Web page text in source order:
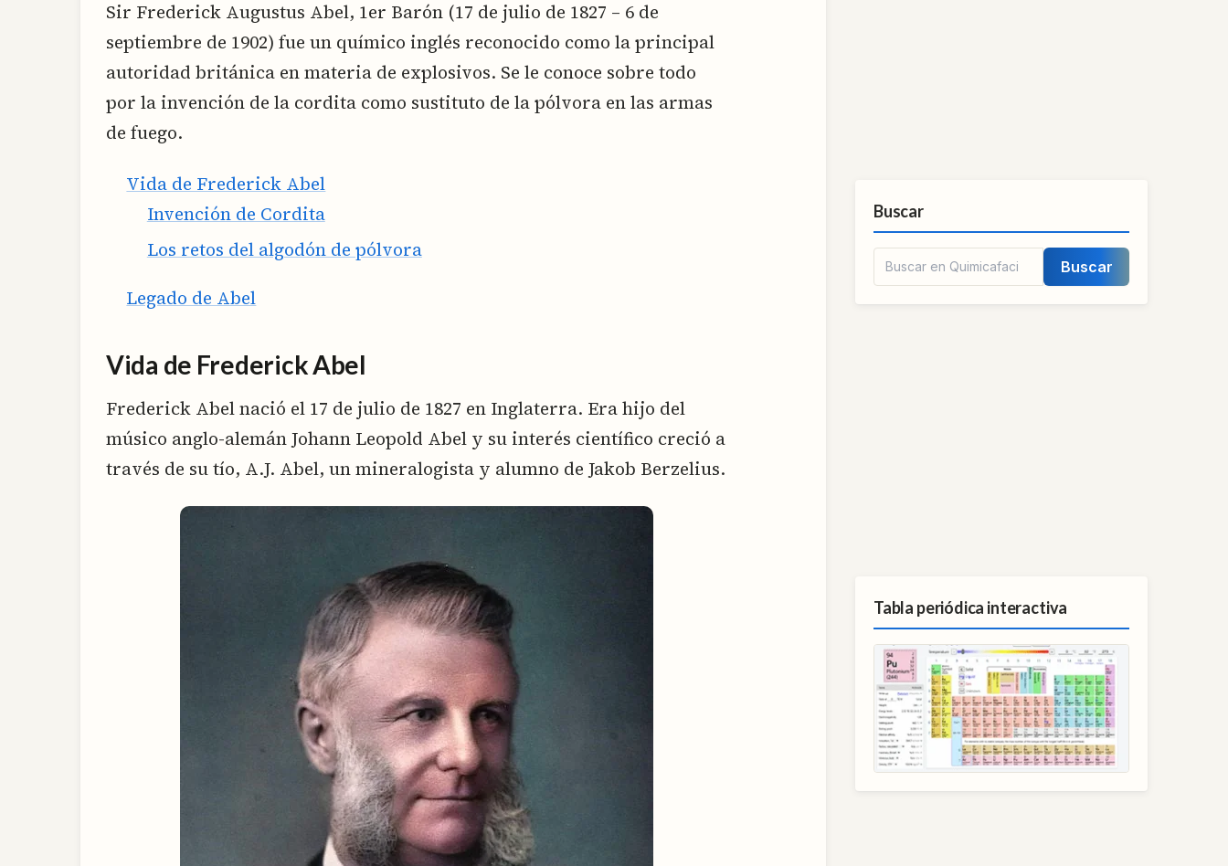
Sir Frederick Augustus Abel, 1er Barón (17 de julio de 1827 – 6 de
septiembre de 1902) fue un químico inglés reconocido como la principal
autoridad británica en materia de explosivos. Se le conoce sobre todo
por la invención de la cordita como sustituto de la pólvora en las armas
de fuego.
Vida de Frederick Abel
Invención de Cordita
Los retos del algodón de pólvora
Legado de Abel
Vida de Frederick Abel
Frederick Abel nació el 17 de julio de 1827 en Inglaterra. Era hijo del
músico anglo-alemán Johann Leopold Abel y su interés científico creció a
través de su tío, A.J. Abel, un mineralogista y alumno de Jakob Berzelius.
Buscar
Buscar
Tabla periódica interactiva